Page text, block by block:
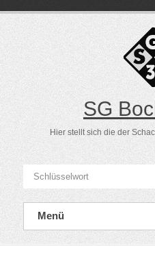
SG
Hier stellt sich die der
Menü